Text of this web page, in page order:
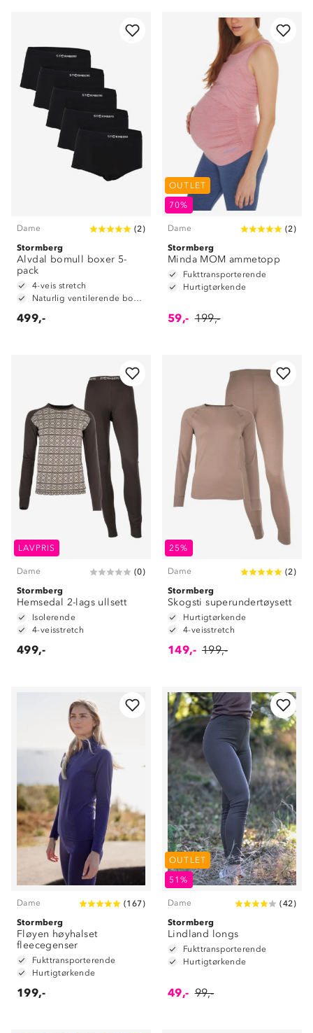
Dame (2)
Stormberg
Alvdal bomull boxer 5-
pack
4-veis stretch
Naturlig ventilerende bomull
499,-
OUTLET
70%
Dame (2)
Stormberg
Minda MOM ammetopp
Fukttransporterende
Hurtigtørkende
59,- 199,-
LAVPRIS
Dame (0)
Stormberg
Hemsedal 2-lags ullsett
Isolerende
4-veisstretch
499,-
25%
Dame (2)
Stormberg
Skogsti superundertøysett
Hurtigtørkende
4-veisstretch
149,- 199,-
Dame (167)
Stormberg
Fløyen høyhalset
fleecegenser
Fukttransporterende
Hurtigtørkende
199,-
OUTLET
51%
Dame (42)
Stormberg
Lindland longs
Fukttransporterende
Hurtigtørkende
49,- 99,-